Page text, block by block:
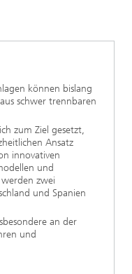
können bislang
schwer trennbaren
zum Ziel gesetzt,
Ansatz
innovativen
und
zwei
und Spanien
an der
und